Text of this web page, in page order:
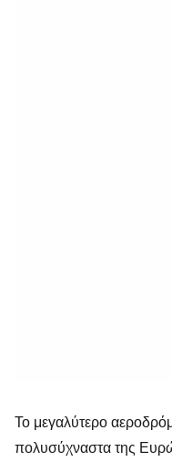
Το μεγαλύτερο
πολυσύχναστα της